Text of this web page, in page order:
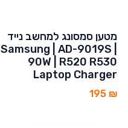
מטען סמסונג למחשב נייד
Samsung | AD-9019S |
90W | R520 R530
Laptop Charger
195 ₪